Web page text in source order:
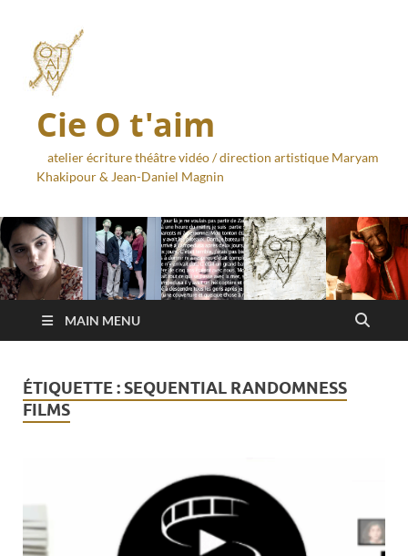
Cie O t'aim
atelier écriture théâtre vidéo / direction artistique Maryam
Khakipour & Jean-Daniel Magnin
MAIN MENU
ÉTIQUETTE : SEQUENTIAL RANDOMNESS
FILMS